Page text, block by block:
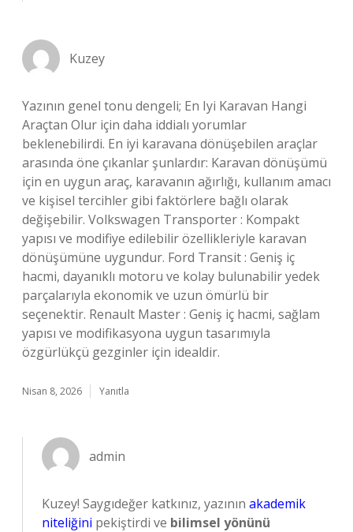
Kuzey
Yazının genel tonu dengeli; En Iyi Karavan Hangi
Araçtan Olur için daha iddialı yorumlar
beklenebilirdi. En iyi karavana dönüşebilen araçlar
arasında öne çıkanlar şunlardır: Karavan dönüşümü
için en uygun araç, karavanın ağırlığı, kullanım amacı
ve kişisel tercihler gibi faktörlere bağlı olarak
değişebilir. Volkswagen Transporter : Kompakt
yapısı ve modifiye edilebilir özellikleriyle karavan
dönüşümüne uygundur. Ford Transit : Geniş iç
hacmi, dayanıklı motoru ve kolay bulunabilir yedek
parçalarıyla ekonomik ve uzun ömürlü bir
seçenektir. Renault Master : Geniş iç hacmi, sağlam
yapısı ve modifikasyona uygun tasarımıyla
özgürlükçü gezginler için idealdir.
Nisan 8, 2026 Yanıtla
admin
Kuzey! Saygıdeğer katkınız, yazının akademik
niteliğini pekiştirdi ve bilimsel yönünü